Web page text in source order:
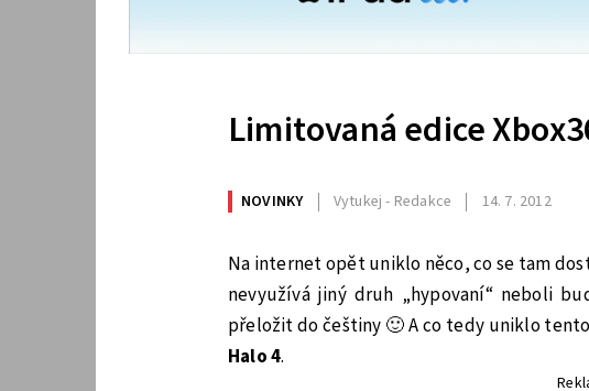
Limitovaná edice
NOVINKY Vytukej - Redakce 14. 7. 2012
Na internet opět uniklo něco, co se tam
nevyužívá jiný druh „hypovaní“ neboli
přeložit do češtiny 🙂 A co tedy uniklo
Halo 4.